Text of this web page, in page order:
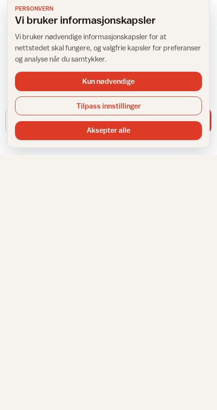
NYHETSBREV
Få inspirasjon rett i innboksen
Meld deg på IFIs nyhetsbrev for tips, råd og inspirasjon til
hjemmet.
E-postadresse
Meld meg på
PERSONVERN
Vi bruker informasjonskapsler
Vi bruker nødvendige informasjonskapsler for at
nettstedet skal fungere, og valgfrie kapsler for preferanser
og analyse når du samtykker.
Kun nødvendige
Tilpass innstillinger
Aksepter alle